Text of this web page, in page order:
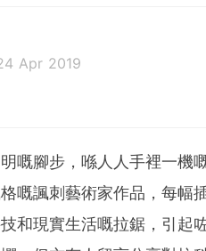
Apr 2019
嘅腳步，喺人人手裡一機
嘅諷刺藝術家作品，每幅
和現實生活嘅拉鋸，引起